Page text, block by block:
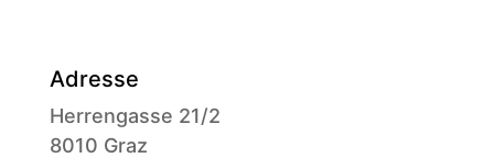
Adresse
Herrengasse 21/2
8010 Graz